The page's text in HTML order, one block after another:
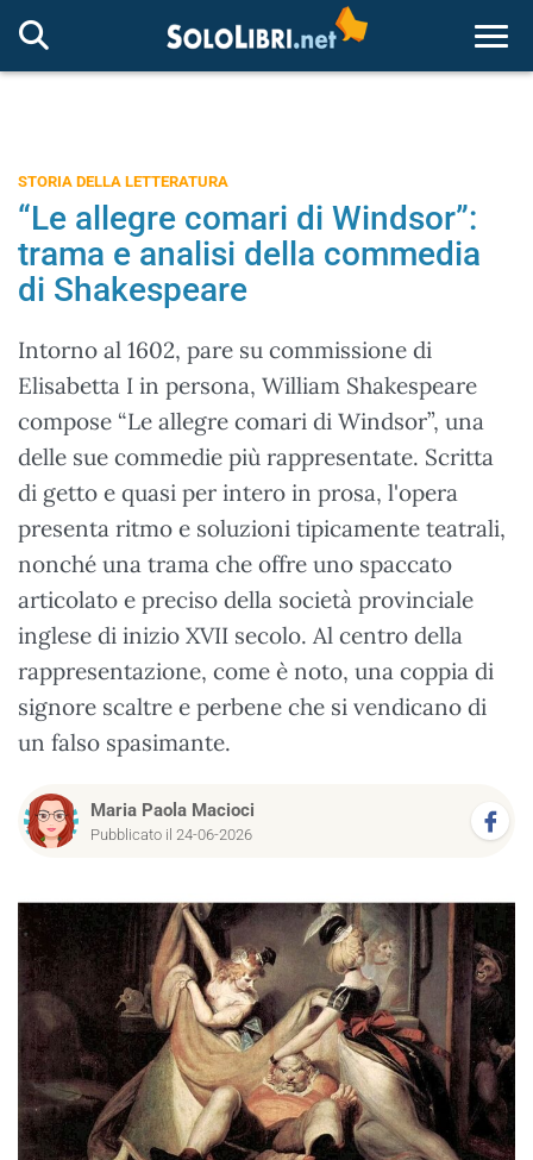
STORIA DELLA LETTERATURA
“Le allegre comari di Windsor”:
trama e analisi della commedia
di Shakespeare
Intorno al 1602, pare su commissione di
Elisabetta I in persona, William Shakespeare
compose “Le allegre comari di Windsor”, una
delle sue commedie più rappresentate. Scritta
di getto e quasi per intero in prosa, l'opera
presenta ritmo e soluzioni tipicamente teatrali,
nonché una trama che offre uno spaccato
articolato e preciso della società provinciale
inglese di inizio XVII secolo. Al centro della
rappresentazione, come è noto, una coppia di
signore scaltre e perbene che si vendicano di
un falso spasimante.
Maria Paola Macioci
Pubblicato il 24-06-2026